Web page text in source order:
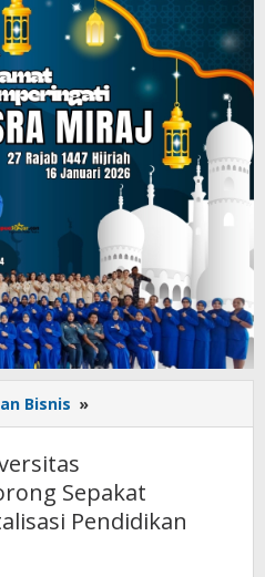
Bisnis »
dan
Sorong
Sepakat
Sepakat
Pendidikan